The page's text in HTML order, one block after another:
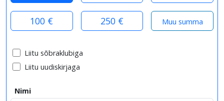
100 € 250 €
Liitu sõbraklubiga
Liitu uudiskirjaga
Nimi